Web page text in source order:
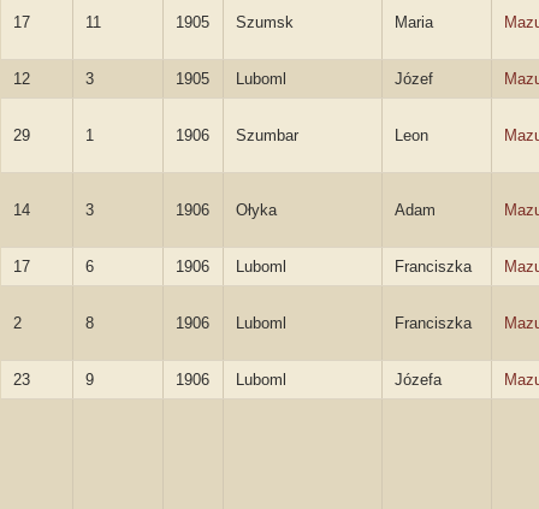
17 11 1905 Szumsk Maria
12 3 1905 Luboml Józef
29 1 1906 Szumbar Leon
14 3 1906 Ołyka Adam
17 6 1906 Luboml Franciszka
2 8 1906 Luboml Franciszka
23 9 1906 Luboml Józefa